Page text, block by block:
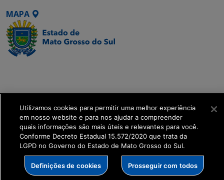
MAPA
Transformação Digital
get_footer();
Utilizamos cookies para permitir uma melhor experiência
em nosso website e para nos ajudar a compreender
quais informações são mais úteis e relevantes para você.
Conforme Decreto Estadual 15.572/2020 que trata da
LGPD no Governo do Estado de Mato Grosso do Sul.
Definições de cookies Prosseguir com todos